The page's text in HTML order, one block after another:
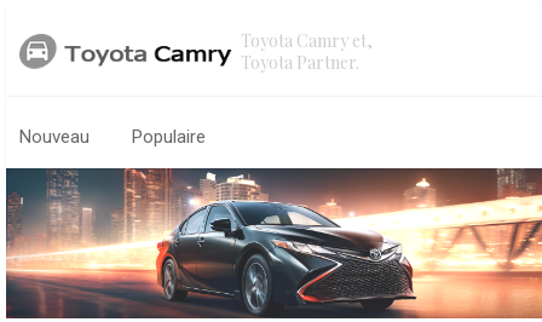
Toyota Camry et,
Toyota Partner.
Nouveau Populaire